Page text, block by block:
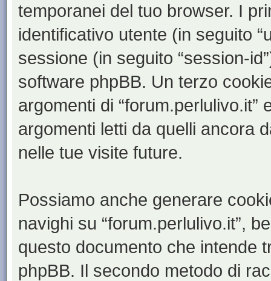
temporanei del tuo browser. I
identificativo utente (in seguito
sessione (in seguito “session-
software phpBB. Un terzo
argomenti di
argomenti letti da quelli ancora
nelle tue visite future.
Possiamo anche generare
navighi su “forum.perlulivo.it”,
questo documento che intende
phpBB. Il secondo metodo di